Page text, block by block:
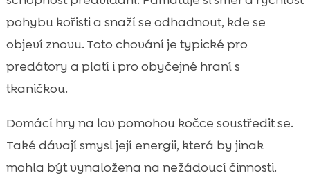
pohybu kořisti a snaží se odhadnout, kde se
objeví znovu. Toto chování je typické pro
predátory a platí i pro obyčejné hraní s
tkaničkou.
Domácí hry na lov pomohou kočce soustředit se.
Také dávají smysl její energii, která by jinak
mohla být vynaložena na nežádoucí činnosti.